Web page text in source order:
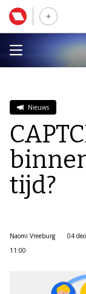
Nieuws
tijd?
Naomi Vreeburg
04
11:00